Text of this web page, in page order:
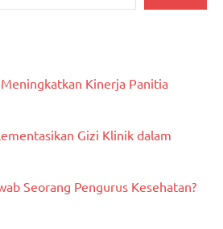
Kinerja Panitia
Gizi Klinik dalam
Seorang Pengurus Kesehatan?